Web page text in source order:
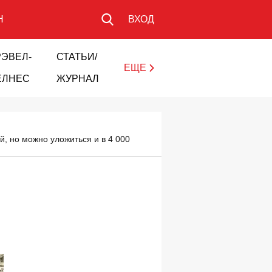
ВХОД
СТАТЬИ/
ЖУРНАЛ
ЕЩЕ
но можно уложиться и в 4 000